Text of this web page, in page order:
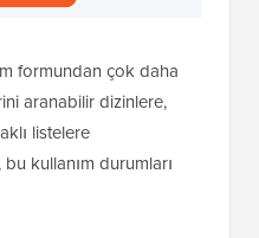
formundan çok daha
aranabilir dizinlere,
listelere
kullanım durumları